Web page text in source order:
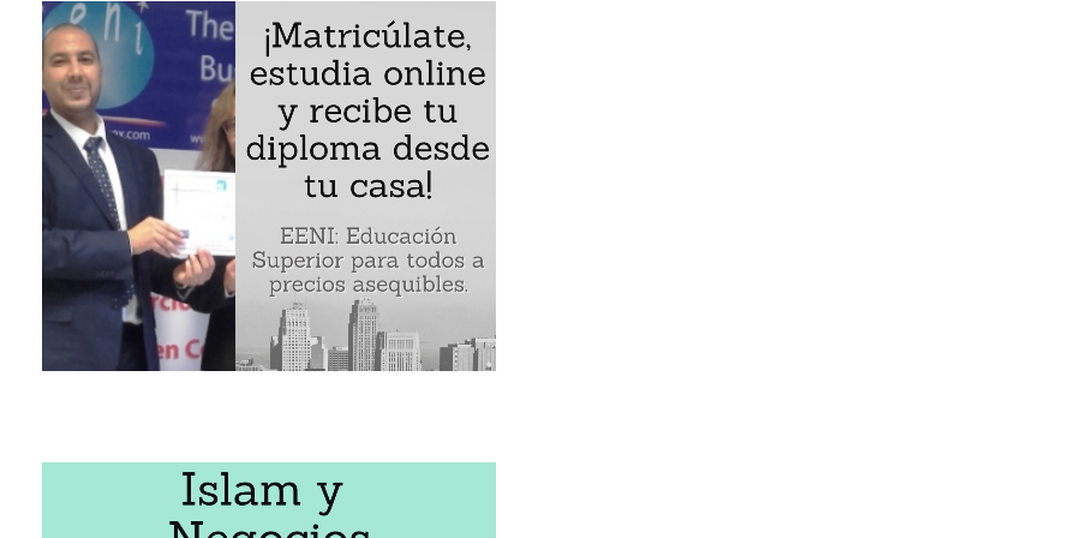
Corredor Ferrocarril-Carretera Islamabad-Teherán-Estambul (ITI-ECO)
del corredor: Turquía, Irán y Pakistán
de los corredores de la
Organización para la Cooperación Económica
de transporte Kirguistán-Irán
del Corredor Ferrocarril-Carretera Islamabad-Teherán-Estambul
de transporte de tránsito (TTFA) firmado por Pakistán, Irán y Turquía
parte de la Ruta de la Seda del siglo XXI
de influencia del corredor: Azerbaiyán, Afganistán, Bangladés, Georgia,
Kazajistán, Siria, Tayikistán, Turkmenistán, Uzbekistán
Corredor con
Acuerdo de Asjabad
logístico Afganistán-Turquía
de transporte Transcaspiano
Ferrocarril-Carretera Islamabad-Teherán-Estambul (ITI-ECO)» se estudia
de EENI Global Business School: